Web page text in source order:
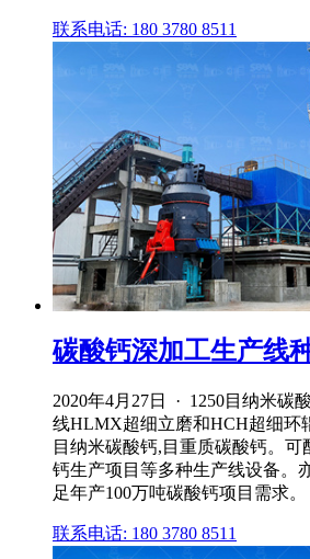
联系电话: 180 3780 8511
碳酸钙深加工生产线
2020年4月27日 · 1250目纳米碳
线HLMX超细立磨和HCH超细环
目纳米碳酸钙,目重质碳酸钙。可
钙生产项目等多种生产线设备。
足年产100万吨碳酸钙项目需求。
联系电话: 180 3780 8511